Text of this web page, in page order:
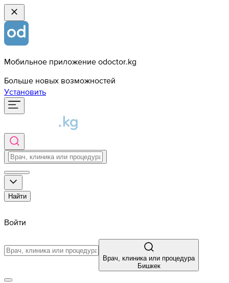
Мобильное приложение odoctor.kg
Больше новых возможностей
Установить
Найти
Войти
Врач, клиника или процедура
Бишкек